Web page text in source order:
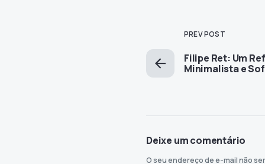
PREV POST
Filipe Ret: Um
Minimalista e
Deixe um comentário
O seu endereço de e-mail não